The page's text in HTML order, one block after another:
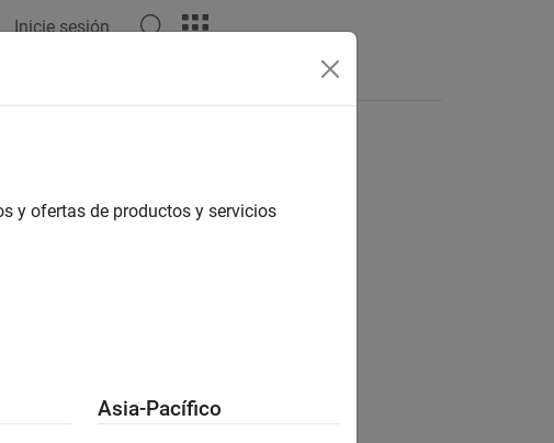
Inicie sesión
traducción?
y ofertas de productos y servicios
Asia-Pacífico